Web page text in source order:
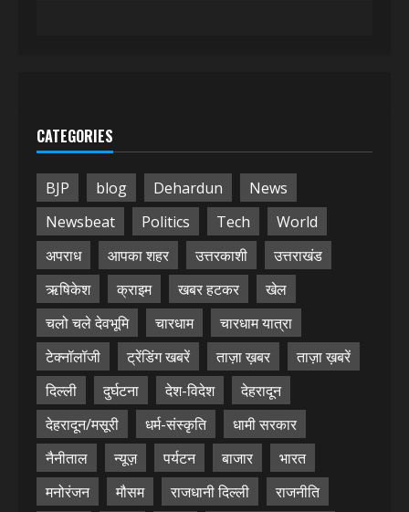
CATEGORIES
BJP blog Dehardun
News
Newsbeat
Politics Tech
World
अपराध
आपका शहर उत्तरकाशी
उत्तराखंड
ऋषिकेश
क्राइम खबर हटकर
खेल
चलो चले देवभूमि
चारधाम
चारधाम यात्रा
टेक्नॉलॉजी
ट्रेंडिंग खबरें ताज़ा ख़बर
ताज़ा ख़बरें
दिल्ली
दुर्घटना देश-विदेश
देहरादून
देहरादून/मसूरी
धर्म-संस्कृति
धामी सरकार
नैनीताल
न्यूज़ पर्यटन बाजार
भारत
मनोरंजन
मौसम राजधानी दिल्ली
राजनीति